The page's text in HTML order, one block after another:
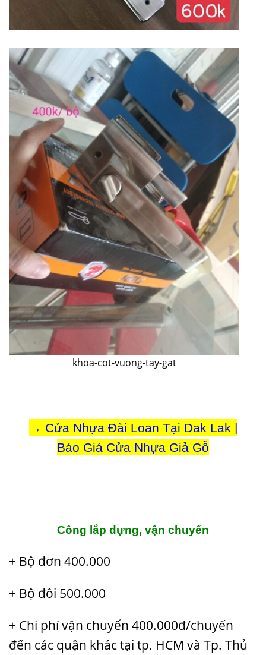
khoa-cot-vuong-tay-gat
→ Cửa Nhựa Đài Loan Tại Dak Lak |
Báo Giá Cửa Nhựa Giả Gỗ
Công lắp dựng, vận chuyển
+ Bộ đơn 400.000
+ Bộ đôi 500.000
+ Chi phí vận chuyển 400.000đ/chuyến
đến các quận khác tại tp. HCM và Tp. Thủ